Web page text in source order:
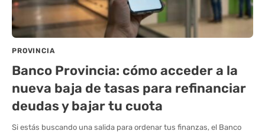
PROVINCIA
Banco Provincia: cómo acceder a la
nueva baja de tasas para refinanciar
deudas y bajar tu cuota
Si estás buscando una salida para ordenar tus finanzas, el Banco